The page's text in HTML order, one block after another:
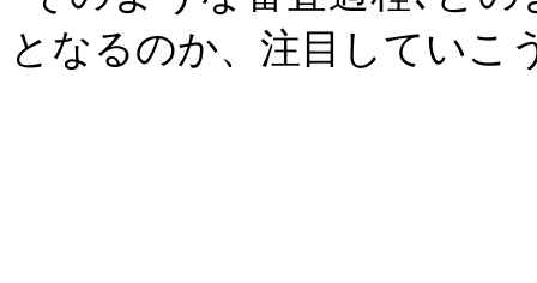
となるのか、注目していこ